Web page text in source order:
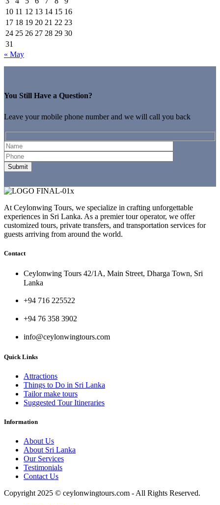
10 11 12 13 14 15 16
17 18 19 20 21 22 23
24 25 26 27 28 29 30
31
« May
You Still Have a Question?
Leave your mobile phone number and we will call you back
At Ceylonwing Tours, we specialize in crafting unforgettable
experiences in Sri Lanka. As a premier tour operator, we offer
customized tours, private transfers, and transportation services for
guests arriving from around the world.
Contact
Ceylonwing Tours 42/1A, Main Street, Dharga Town, Sri
Lanka
+94 716 225522
+94 76 358 3902
info@ceylonwingtours.com
Quick Links
Attractions
Things to Do in Sri Lanka
Tailor make tours
Suggested Tour Itineraries
Information
About Us
About Sri Lanka
Our Services
Testimonials
Contact Us
Copyright 2025 © ceylonwingtours.com - All Rights Reserved.